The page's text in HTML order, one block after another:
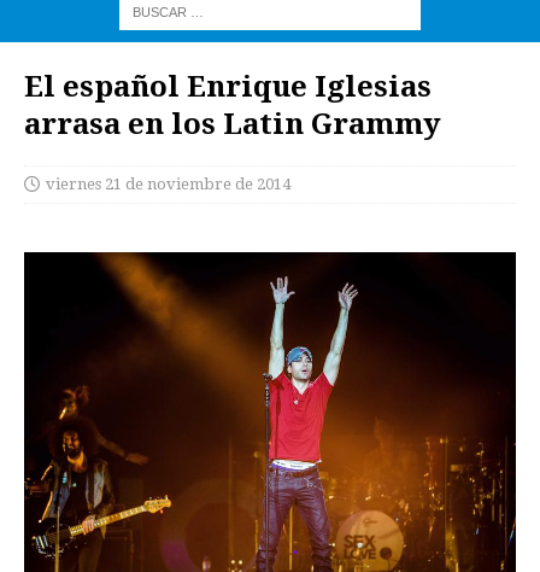
El español Enrique Iglesias
arrasa en los Latin Grammy
viernes 21 de noviembre de 2014